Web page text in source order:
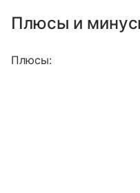
Плюсы и
Плюсы: